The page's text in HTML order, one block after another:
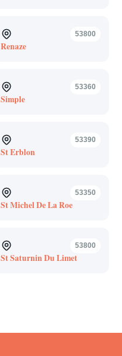
53800
Renaze
53360
Simple
53390
St Erblon
53350
St Michel De La Roe
53800
St Saturnin Du Limet